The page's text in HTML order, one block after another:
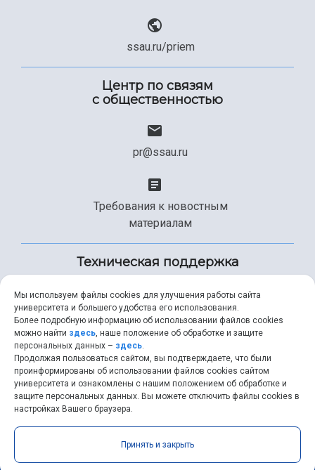
ssau.ru/priem
Центр по связям
с общественностью
pr@ssau.ru
Требования к новостным
материалам
Техническая поддержка
+7 (846) 267-49-99
help@ssau.ru
Самарский университет © 2026 |ssau.ru
RSS
Мы используем файлы cookies для улучшения работы сайта
университета и большего удобства его использования.
Более подробную информацию об использовании файлов cookies
можно найти здесь, наше положение об обработке и защите
персональных данных – здесь.
Продолжая пользоваться сайтом, вы подтверждаете, что были
проинформированы об использовании файлов cookies сайтом
университета и ознакомлены с нашим положением об обработке и
защите персональных данных. Вы можете отключить файлы cookies в
настройках Вашего браузера.
Принять и закрыть